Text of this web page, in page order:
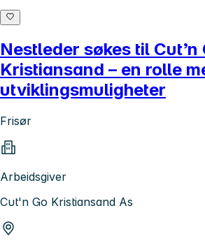
Nestleder søkes til Cut’n
Kristiansand – en rolle
utviklingsmuligheter
Frisør
Arbeidsgiver
Cut'n Go Kristiansand As